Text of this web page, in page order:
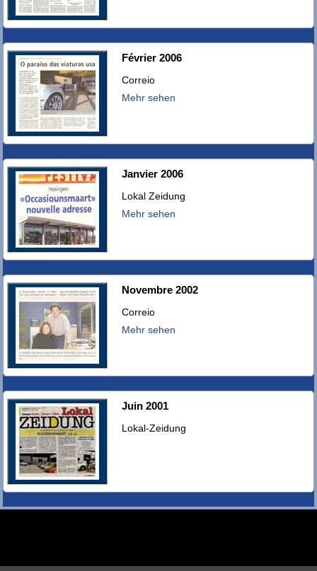
Février 2006
Correio
Mehr sehen
Janvier 2006
Lokal Zeidung
Mehr sehen
Novembre 2002
Correio
Mehr sehen
Juin 2001
Lokal-Zeidung